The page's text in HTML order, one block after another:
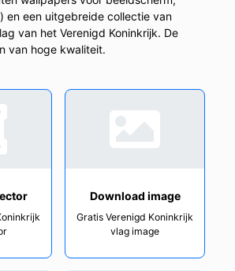
en een uitgebreide collectie van
van het Verenigd Koninkrijk. De
van hoge kwaliteit.
Download image
Gratis Verenigd Koninkrijk
vlag image